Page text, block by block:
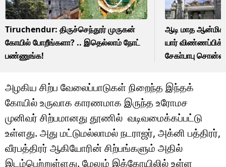
Tiruchendur: திருச்செந்தூர் முருகன்
கோயில் போறீங்களா? .. இதெல்லாம் நோட்
பண்ணுங்க!
ஆடி மாத
யார்
சேகா்பாபு
அழகிய சிற்ப வேலைப்பாடுகள் நிறைந்த இந்தக்
கோயில் உருவாக காரணமாக இருந்த உரோமச
முனிவர் சிற்பமானது தூணில் வடிவமைக்கப்பட்டு
உள்ளது. அது மட்டுமல்லாமல் நடராஜர், அக்னி பத்திரர்,
வீரபத்திரர் ஆகியோரின் சிற்பங்களும் அதில்
இடம்பெற்றுள்ளது. மேலும் இக்கோயிலில் உள்ள